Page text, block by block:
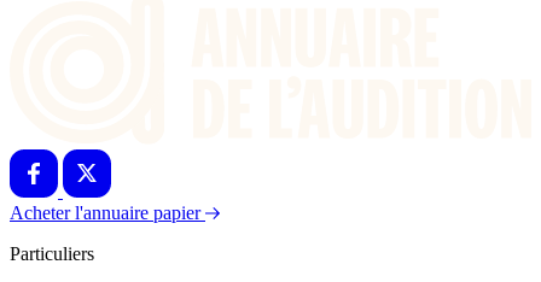
Acheter l'annuaire papier
Particuliers